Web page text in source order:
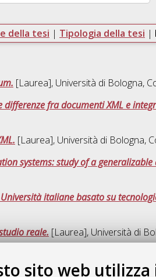
sito web utilizza
della tesi | Tipologia della tesi |
[Laurea], Università di Bologna,
fra documenti XML e
[Laurea], Università di Bologna,
systems: study of a generalizable
italiane basato su
reale. [Laurea], Università di